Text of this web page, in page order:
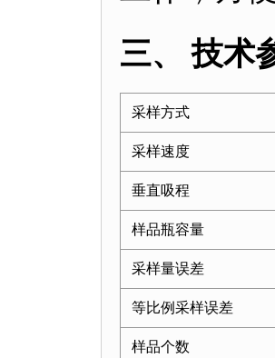
三、
技术
采样方式
采样速度
垂直吸程
样品瓶容量
采样量误差
等比例采样误差
样品个数